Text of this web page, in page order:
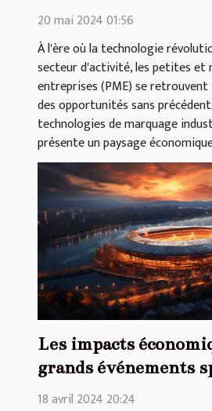
marquage industriel
20 mai 2024 01:56
À l'ère où la technologie
secteur d'activité, les petites et
entreprises (PME) se
des opportunités sans
technologies de marquage
présente un paysage
Les impacts
grands événements
les villes hôtes
18 avril 2024 20:24